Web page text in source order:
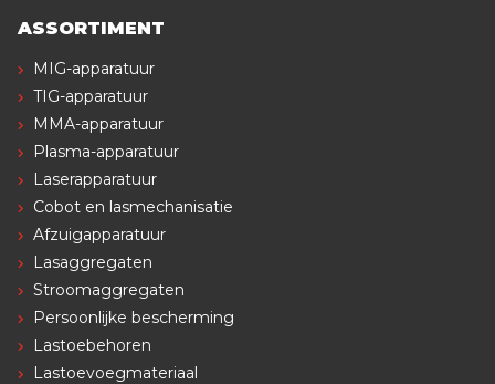
ASSORTIMENT
MIG-apparatuur
TIG-apparatuur
MMA-apparatuur
Plasma-apparatuur
Laserapparatuur
Cobot en lasmechanisatie
Afzuigapparatuur
Lasaggregaten
Stroomaggregaten
Persoonlijke bescherming
Lastoebehoren
Lastoevoegmateriaal